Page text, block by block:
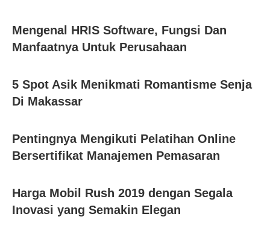
Mengenal HRIS Software, Fungsi Dan
Manfaatnya Untuk Perusahaan
5 Spot Asik Menikmati Romantisme Senja
Di Makassar
Pentingnya Mengikuti Pelatihan Online
Bersertifikat Manajemen Pemasaran
Harga Mobil Rush 2019 dengan Segala
Inovasi yang Semakin Elegan